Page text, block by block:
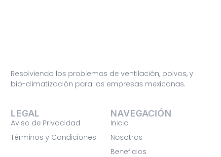
Resolviendo los problemas de ventilación, polvos, y
bio-climatización para las empresas mexicanas.
NAVEGACIÓN
Inicio
Nosotros
Beneficios
LEGAL
Aviso de Privacidad
Términos y Condiciones